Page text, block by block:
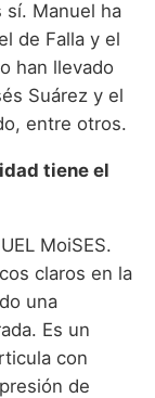
sí. Manuel ha
de Falla y el
han llevado
Suárez y el
entre otros.
tiene el
MoiSES.
claros en la
una
Es un
con
de